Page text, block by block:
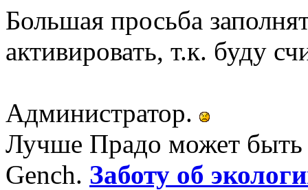
Большая просьба
активировать, т.к. буду
Администратор.
Лучше Прадо может
Gench. Заботу об